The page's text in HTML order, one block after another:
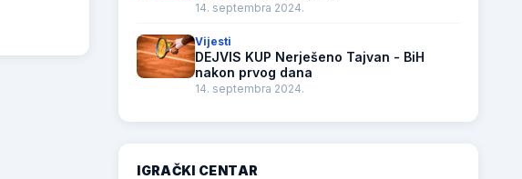
14. septembra 2024.
Vijesti
DEJVIS KUP Nerješeno Tajvan - BiH
nakon prvog dana
14. septembra 2024.
IGRAČKI CENTAR